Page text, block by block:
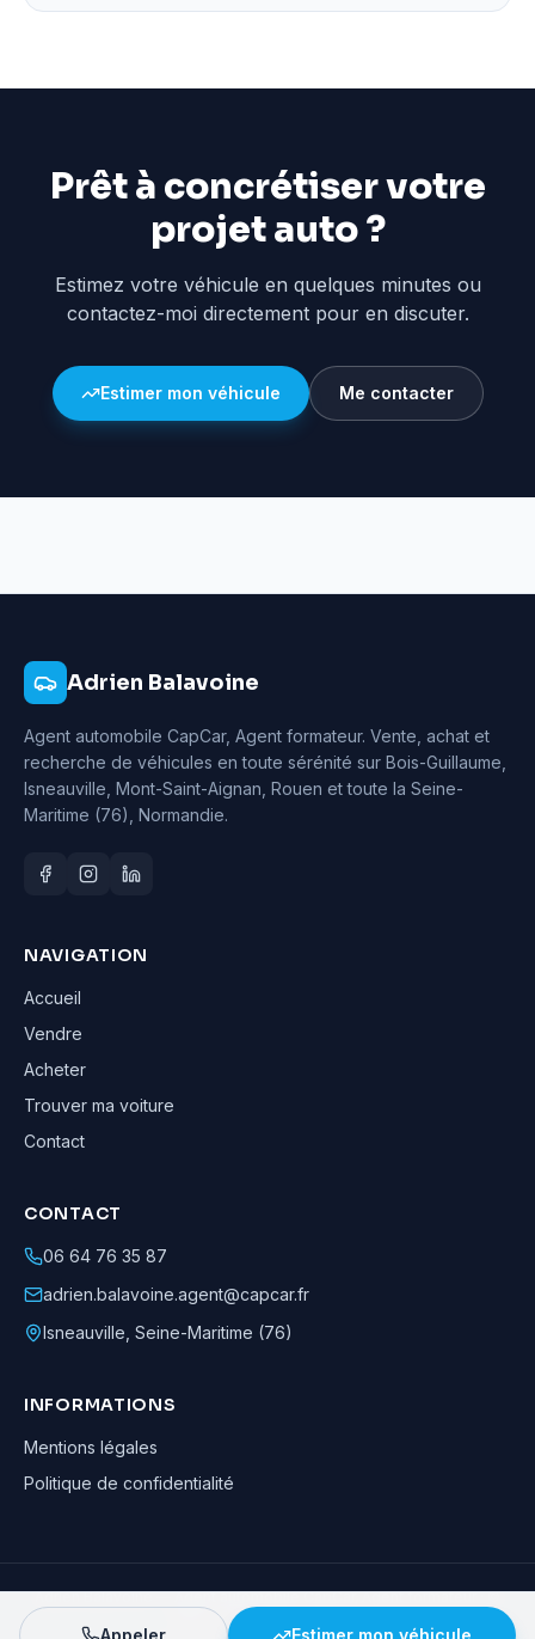
Prêt à concrétiser votre
projet auto ?
Estimez votre véhicule en quelques minutes ou
contactez-moi directement pour en discuter.
Estimer mon véhicule Me contacter
Adrien Balavoine
Agent automobile CapCar, Agent formateur. Vente, achat et
recherche de véhicules en toute sérénité sur Bois-Guillaume,
Isneauville, Mont-Saint-Aignan, Rouen et toute la Seine-
Maritime (76), Normandie.
NAVIGATION
Accueil
Vendre
Acheter
Trouver ma voiture
Contact
CONTACT
06 64 76 35 87
adrien.balavoine.agent@capcar.fr
Isneauville Seine-Maritime (76)
INFORMATIONS
Mentions légales
Politique de confidentialité
Adrien Balavoine—Agent automobile CapCar, Agent formateur· ©
· Tous droits réservés
Appeler Estimer mon véhicule